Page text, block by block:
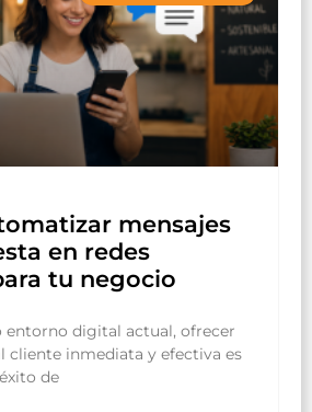
mensajes
en redes
tu negocio
entorno digital actual, ofrecer
cliente inmediata y efectiva es
de